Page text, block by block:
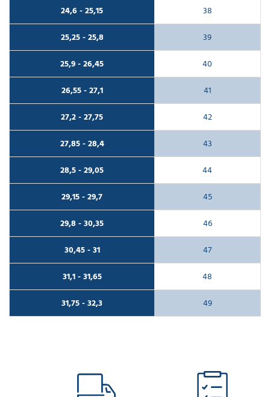
24,6 - 25,15
38
25,25 - 25,8
39
25,9 - 26,45
40
26,55 - 27,1
41
27,2 - 27,75
42
27,85 - 28,4
43
28,5 - 29,05
44
29,15 - 29,7
45
29,8 - 30,35
46
30,45 - 31
47
31,1 - 31,65
48
31,75 - 32,3
49